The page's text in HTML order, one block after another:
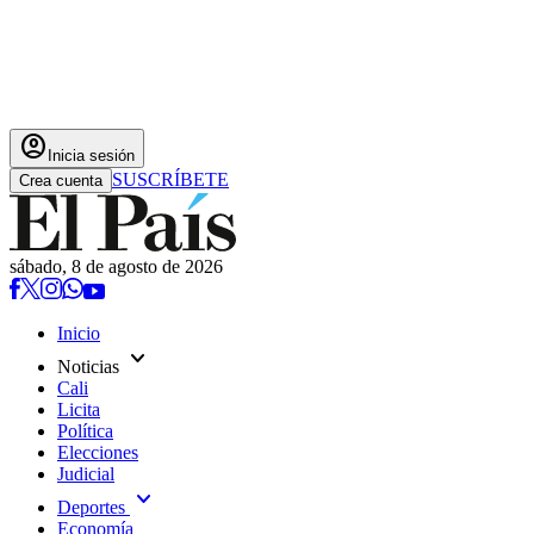
account_circle Inicia sesión
Crea cuenta SUSCRÍBETE
sábado, 8 de agosto de 2026
Inicio
Noticias expand_more
Cali
Licita
Política
Elecciones
Judicial
Deportes expand_more
Economía